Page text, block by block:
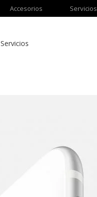
Accesorios Servicios
Servicios